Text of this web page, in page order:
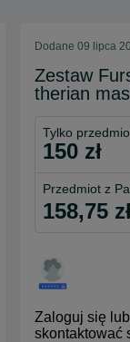
Dodane 09 lipca
Zestaw
therian
Tylko
150 zł
Przedmiot z
158,75
Zaloguj się
skontaktować